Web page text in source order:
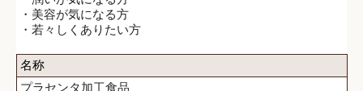
・美容が気になる方
・若々しくありたい方
名称
プラセンタ加工食品